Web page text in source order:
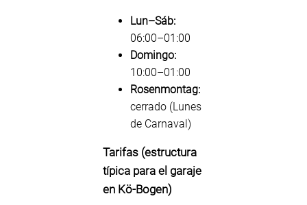
Lun–Sáb:
06:00–01:00
Domingo:
10:00–01:00
Rosenmontag:
cerrado (Lunes
de Carnaval)
Tarifas (estructura
típica para el garaje
en Kö-Bogen)